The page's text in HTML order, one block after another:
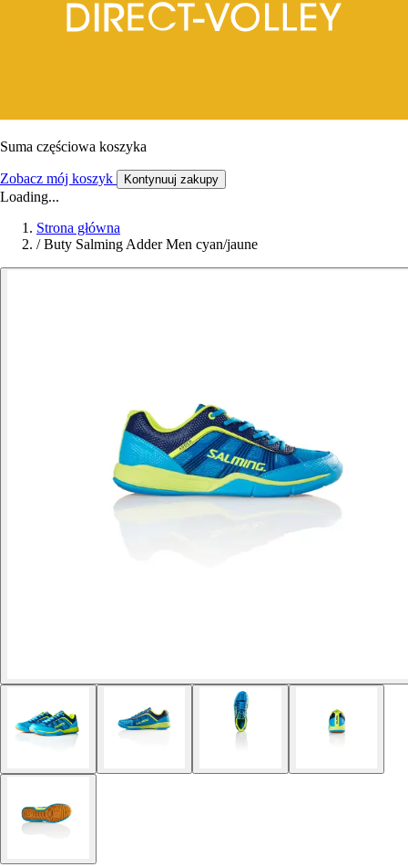
Suma częściowa koszyka
Zobacz mój koszyk Kontynuuj zakupy
Loading...
Strona główna
/ Buty Salming Adder Men cyan/jaune